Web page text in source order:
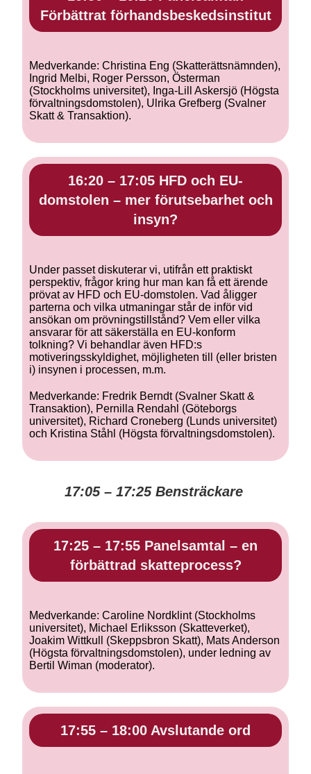
Förbättrat förhandsbeskedsinstitut
Medverkande: Christina Eng (Skatterättsnämnden),
Ingrid Melbi, Roger Persson, Österman
(Stockholms universitet), Inga-Lill Askersjö (Högsta
förvaltningsdomstolen), Ulrika Grefberg (Svalner
Skatt & Transaktion).
16:20 – 17:05 HFD och EU-
domstolen – mer förutsebarhet och
insyn?
Under passet diskuterar vi, utifrån ett praktiskt
perspektiv, frågor kring hur man kan få ett ärende
prövat av HFD och EU-domstolen. Vad åligger
parterna och vilka utmaningar står de inför vid
ansökan om prövningstillstånd? Vem eller vilka
ansvarar för att säkerställa en EU-konform
tolkning? Vi behandlar även HFD:s
motiveringsskyldighet, möjligheten till (eller bristen
i) insynen i processen, m.m.
Medverkande: Fredrik Berndt (Svalner Skatt &
Transaktion), Pernilla Rendahl (Göteborgs
universitet), Richard Croneberg (Lunds universitet)
och Kristina Ståhl (Högsta förvaltningsdomstolen).
17:05 – 17:25 Bensträckare
17:25 – 17:55 Panelsamtal – en
förbättrad skatteprocess?
Medverkande: Caroline Nordklint (Stockholms
universitet), Michael Erliksson (Skatteverket),
Joakim Wittkull (Skeppsbron Skatt), Mats Anderson
(Högsta förvaltningsdomstolen), under ledning av
Bertil Wiman (moderator).
17:55 – 18:00 Avslutande ord